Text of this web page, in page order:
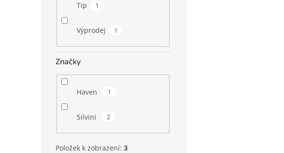
Tip 1
Výprodej 1
Značky
Haven 1
Silvini 2
Položek k zobrazení: 3